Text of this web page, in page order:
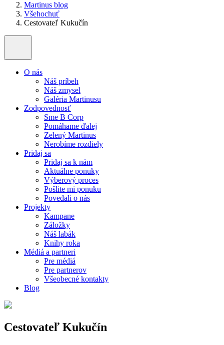
Martinus blog
Všehochuť
Cestovateľ Kukučín
O nás
Náš príbeh
Náš zmysel
Galéria Martinusu
Zodpovednosť
Sme B Corp
Pomáhame ďalej
Zelený Martinus
Nerobíme rozdiely
Pridaj sa
Pridaj sa k nám
Aktuálne ponuky
Výberový proces
Pošlite mi ponuku
Povedali o nás
Projekty
Kampane
Záložky
Náš labák
Knihy roka
Médiá a partneri
Pre médiá
Pre partnerov
Všeobecné kontakty
Blog
Cestovateľ Kukučín